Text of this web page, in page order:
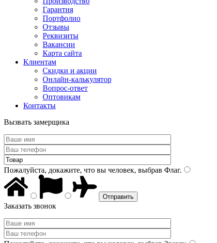
Гарантия
Портфолио
Отзывы
Реквизиты
Вакансии
Карта сайта
Клиентам
Скидки и акции
Онлайн-калькулятор
Вопрос-ответ
Оптовикам
Контакты
Вызвать замерщика
Пожалуйста, докажите, что вы человек, выбрав Флаг.
Заказать звонок